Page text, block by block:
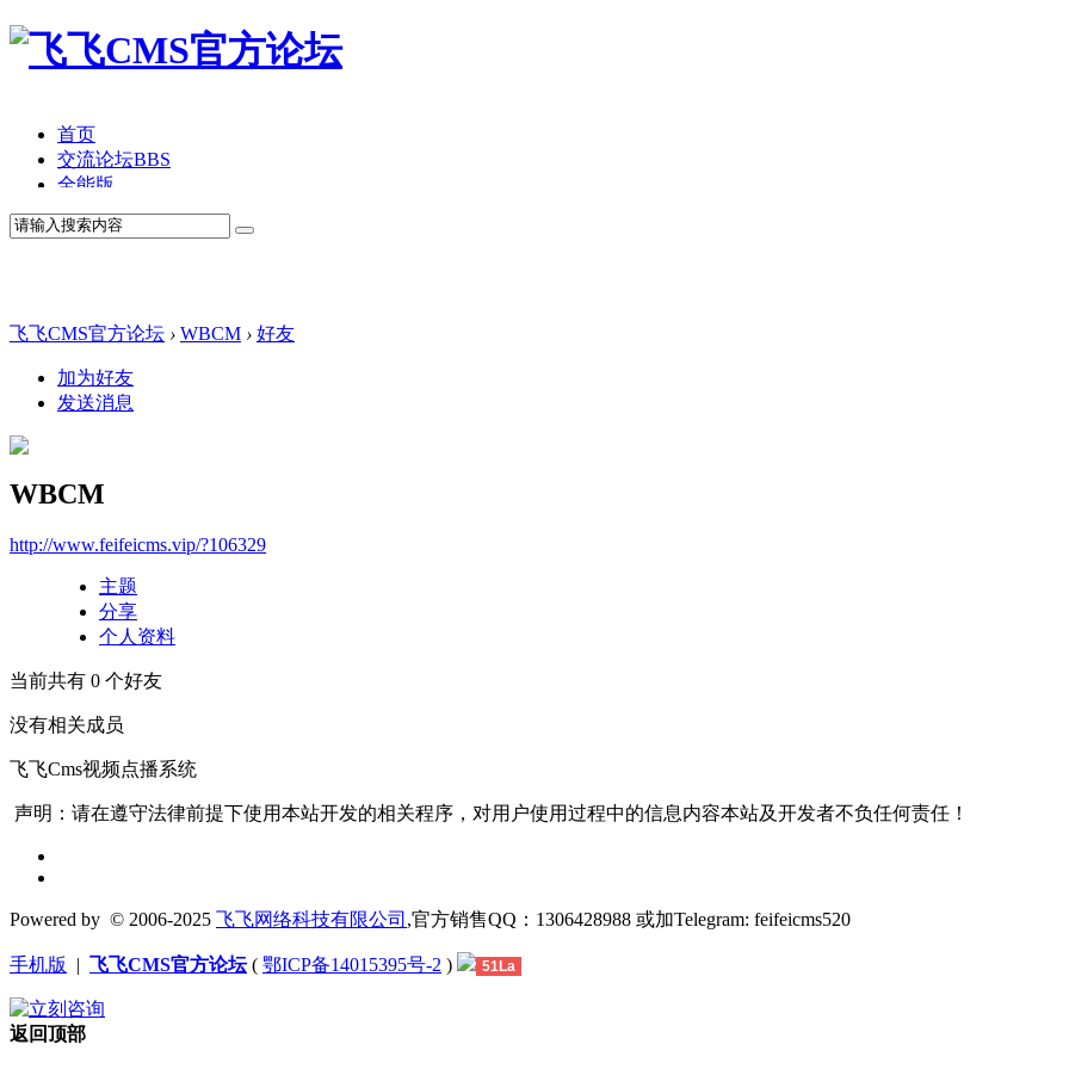
首页
交流论坛BBS
全能版
TV版
产品价格
飞飞CMS官方论坛 › WBCM › 好友
加为好友
发送消息
WBCM
http://www.feifeicms.vip/?106329
主题
分享
个人资料
当前共有 0 个好友
没有相关成员
飞飞Cms视频点播系统
声明：请在遵守法律前提下使用本站开发的相关程序，对用户使用过程中的信息内容本站及开发者不负任何责任！
Powered by © 2006-2025 飞飞网络科技有限公司 ,官方销售QQ：1306428988 或加Telegram: feifeicms520
手机版 | 飞飞CMS官方论坛( 鄂ICP备14015395号-2 ) 51La
返回顶部